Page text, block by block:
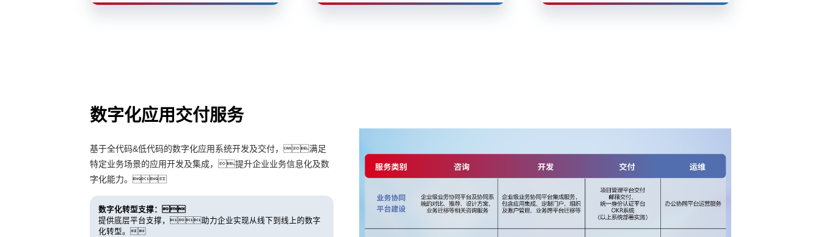
数字化应用交付服务
基于全代码&低代码的数字化应用系统开发及交付，满足
特定业务场景的应用开发及集成，提升企业业务信息化及数
字化能力。
数字化转型支撑：
提供底层平台支撑，助力企业实现从线下到线上的数字
化转型。